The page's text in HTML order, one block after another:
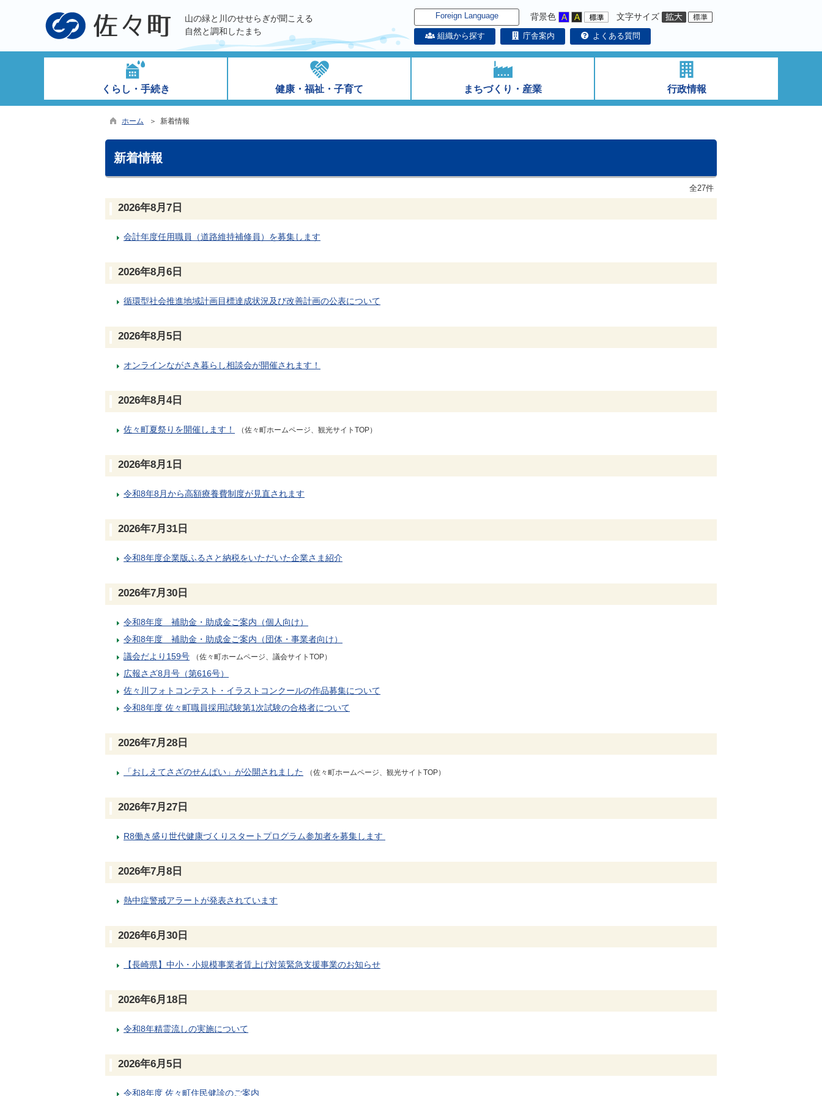
山の緑と川のせせらぎが聞こえる
自然と調和したまち
Foreign Language 背景色 文字サイズ
組織から探す 庁舎案内 よくある質問
くらし・手続き 健康・福祉・子育て まちづくり・産業 行政情報
ホーム ＞ 新着情報
新着情報
全27件
2026年8月7日
会計年度任用職員（道路維持補修員）を募集します
2026年8月6日
循環型社会推進地域計画目標達成状況及び改善計画の公表について
2026年8月5日
オンラインながさき暮らし相談会が開催されます！
2026年8月4日
佐々町夏祭りを開催します！ （佐々町ホームページ、観光サイトTOP）
2026年8月1日
令和8年8月から高額療養費制度が見直されます
2026年7月31日
令和8年度企業版ふるさと納税をいただいた企業さま紹介
2026年7月30日
令和8年度 補助金・助成金ご案内（個人向け）
令和8年度 補助金・助成金ご案内（団体・事業者向け）
議会だより159号
（佐々町ホームページ、議会サイトTOP）
広報さざ8月号（第616号）
佐々川フォトコンテスト・イラストコンクールの作品募集について
令和8年度 佐々町職員採用試験第1次試験の合格者について
2026年7月28日
「おしえてさざのせんぱい」が公開されました （佐々町ホームページ、観光サイトTOP）
2026年7月27日
R8働き盛り世代健康づくりスタートプログラム参加者を募集します
2026年7月8日
熱中症警戒アラートが発表されています
2026年6月30日
【長崎県】中小・小規模事業者賃上げ対策緊急支援事業のお知らせ
2026年6月18日
令和8年精霊流しの実施について
2026年6月5日
令和8年度 佐々町住民健診のご案内